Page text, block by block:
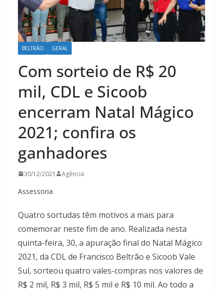
BELTRÃO GERAL
Com sorteio de R$ 20
mil, CDL e Sicoob
encerram Natal Mágico
2021; confira os
ganhadores
30/12/2021 Agência
Assessoria
Quatro sortudas têm motivos a mais para
comemorar neste fim de ano. Realizada nesta
quinta-feira, 30, a apuração final do Natal Mágico
2021, da CDL de Francisco Beltrão e Sicoob Vale
Sul, sorteou quatro vales-compras nos valores de
R$ 2 mil, R$ 3 mil, R$ 5 mil e R$ 10 mil. Ao todo a